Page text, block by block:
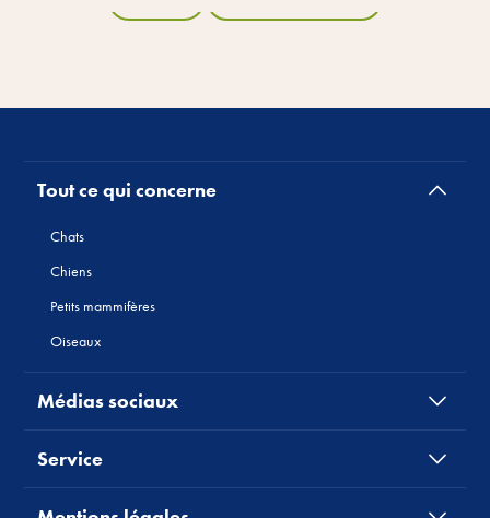
Tout ce qui concerne
Chats
Chiens
Petits mammifères
Oiseaux
Médias sociaux
Service